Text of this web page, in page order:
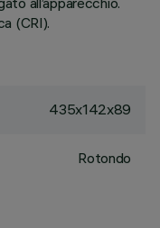
(CRI).
435x142x89
Rotondo